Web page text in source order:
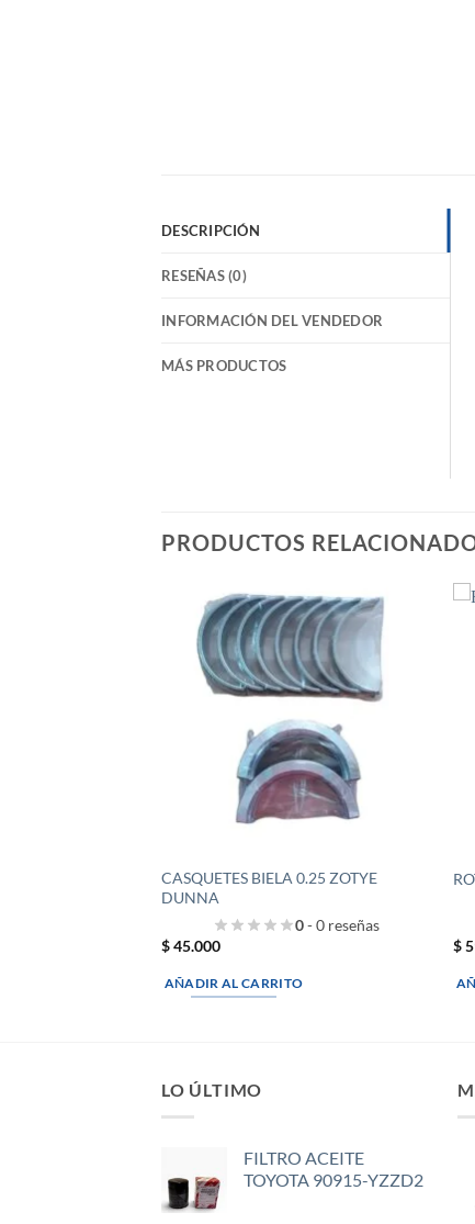
DESCRIPCIÓN
RESEÑAS (0)
INFORMACIÓN DEL VENDEDOR
MÁS PRODUCTOS
PRODUCTOS
CASQUETES BIELA 0.25 ZOTYE
DUNNA
0- 0 reseñas
$45.000
AÑADIR AL CARRITO
$
LO ÚLTIMO
FILTRO ACEITE
TOYOTA 90915-YZZD2